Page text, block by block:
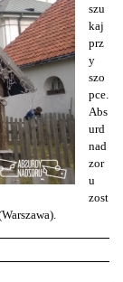
szu
kaj
prz
y
szo
pce.
Abs
urd
nad
zor
u
zost